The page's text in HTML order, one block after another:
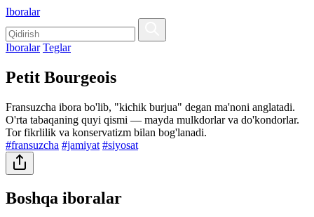
Iboralar
Iboralar Teglar
Petit Bourgeois
Fransuzcha ibora bo'lib, "kichik burjua" degan ma'noni anglatadi.
O'rta tabaqaning quyi qismi — mayda mulkdorlar va do'kondorlar.
Tor fikrlilik va konservatizm bilan bog'lanadi.
#fransuzcha #jamiyat #siyosat
Boshqa iboralar